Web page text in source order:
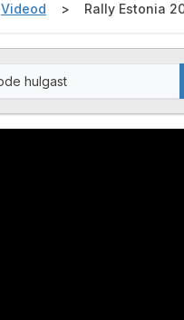
Videod Rally Estonia